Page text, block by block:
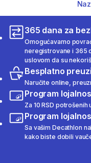
365 dana za
Omogućavamo
neregistrovane i 365
uslovom da su
Besplatno
Naručite online,
Program
Za 10 RSD
Program
Sa vašim Decathlon
kako biste dobili